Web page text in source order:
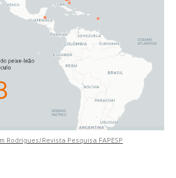
Rodrigues/Revista Pesquisa FAPESP